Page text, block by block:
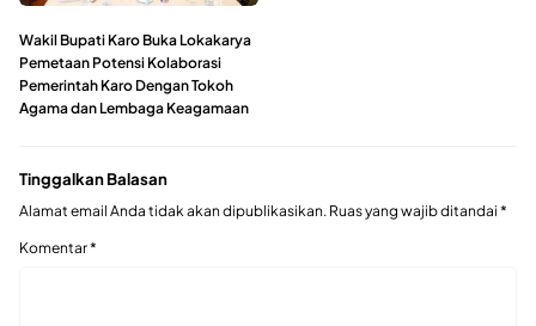
Wakil Bupati Karo Buka Lokakarya
Pemetaan Potensi Kolaborasi
Pemerintah Karo Dengan Tokoh
Agama dan Lembaga Keagamaan
Tinggalkan Balasan
Alamat email Anda tidak akan dipublikasikan. Ruas yang wajib ditandai *
Komentar*